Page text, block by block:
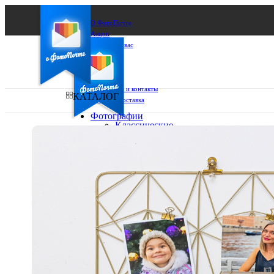
О ФотоПочте
Акции
Сделаем за вас
Бизнесу
FAQ
Франшиза
Поддержка и контакты
Оплата и доставка
Выберите из списка:
КАТАЛОГ
Фотографии
Классические
15х15
15х20
20х30
30х30
30х40
А4
Фото
в